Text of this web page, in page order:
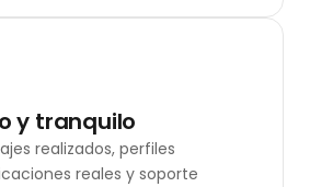
y tranquilo
realizados, perfiles
reales y soporte